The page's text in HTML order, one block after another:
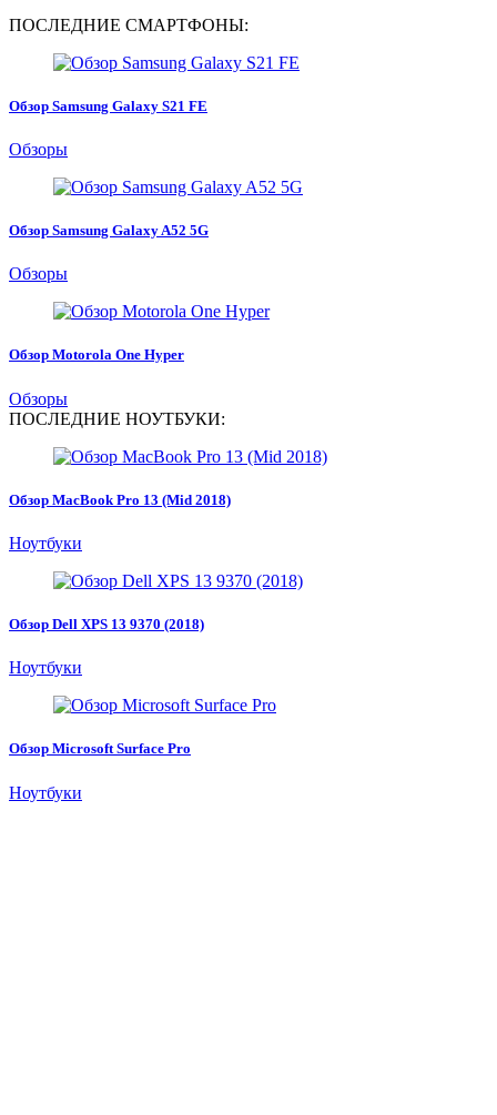
ПОСЛЕДНИЕ СМАРТФОНЫ:
Обзор Samsung Galaxy S21 FE
Обзоры
Обзор Samsung Galaxy A52 5G
Обзоры
Обзор Motorola One Hyper
Обзоры
ПОСЛЕДНИЕ НОУТБУКИ:
Обзор MacBook Pro 13 (Mid 2018)
Ноутбуки
Обзор Dell XPS 13 9370 (2018)
Ноутбуки
Обзор Microsoft Surface Pro
Ноутбуки